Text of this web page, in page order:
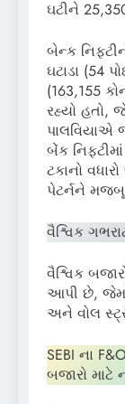
ઘટીને
બેન્ક
ઘટાડા (54
(163,155
રહ્યો હતો,
બેંક
ટકાનો
પેટર્નને
વૈશ્વિક
વૈશ્વિક
આપી છે,
અને વોલ
SEBI ના
બજારો માટે